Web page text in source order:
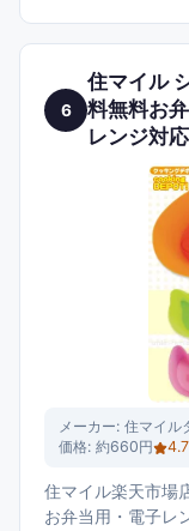
6
住マイル
料無料お
レンジ対
メーカー: 住マイル
価格: 約660円 4.7
住マイル楽天市場
お弁当用・電子レ